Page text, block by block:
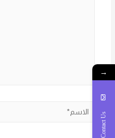
الاسم*
→
Contact Us